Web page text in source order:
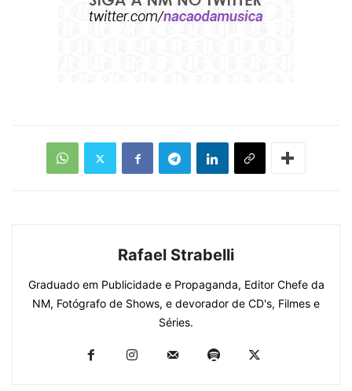
Rafael Strabelli
Graduado em Publicidade e Propaganda, Editor Chefe da
NM, Fotógrafo de Shows, e devorador de CD's, Filmes e
Séries.